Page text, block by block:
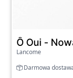
Ô Oui -
Lancome
Darmowa